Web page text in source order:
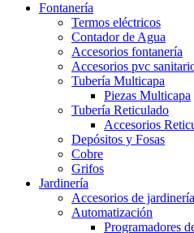
Fontanería
Termos eléctricos
Contador de Agua
Accesorios fontanería
Accesorios pvc
Tubería Multicapa
Piezas Multicapa
Tubería Reticulado
Accesorios
Depósitos y Fosas
Cobre
Grifos
Jardinería
Accesorios de jardinería
Automatización
Programadores